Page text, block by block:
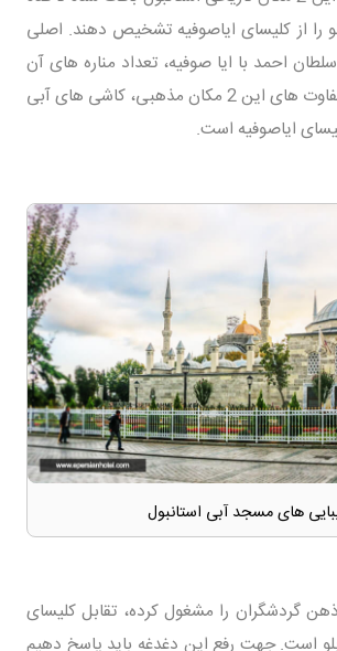
را از کلیسای ایاصوفیه تشخیص دهند. اصلی
احمد با ایا صوفیه، تعداد مناره های آن
است. یکی دیگر از تفاوت های این 2 مکان مذهبی، کاشی های آبی
ایاصوفیه است.
های مسجد آبی استانبول
گردشگران را مشغول کرده، تقابل کلیسای
است. جهت رفع این دغدغه باید پاسخ دهیم